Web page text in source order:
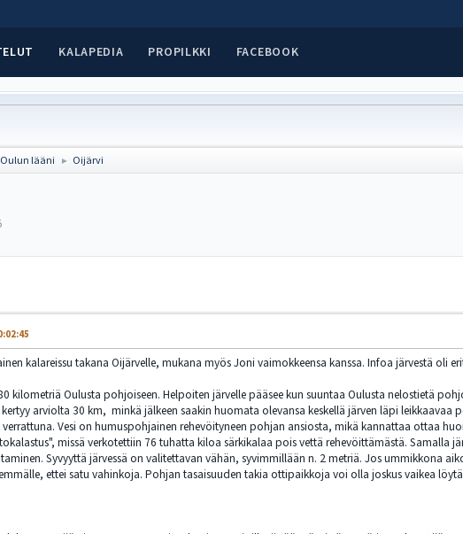
KALAPEDIA PROPILKKI FACEBOOK
Oulun lääni ► Oijärvi
kalareissu takana Oijärvelle, mukana myös Joni vaimokkeensa kanssa. Infoa järvestä oli
kilometriä Oulusta pohjoiseen. Helpoiten järvelle pääsee kun suuntaa Oulusta nelostietä
arviolta 30 km, minkä jälkeen saakin huomata olevansa keskellä järven läpi leikkaavaa
Vesi on humuspohjainen rehevöityneen pohjan ansiosta, mikä kannattaa ottaa
missä verkotettiin 76 tuhatta kiloa särkikalaa pois vettä rehevöittämästä. Samalla
Syvyyttä järvessä on valitettavan vähän, syvimmillään n. 2 metriä. Jos ummikkona
ettei satu vahinkoja. Pohjan tasaisuuden takia ottipaikkoja voi olla joskus vaikea